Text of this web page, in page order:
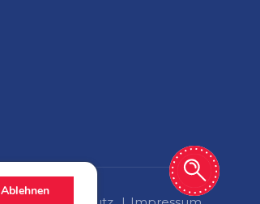
Ablehnen